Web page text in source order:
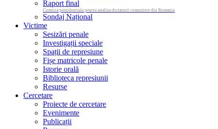
Raport final
Comisia prezidentiala pentru analiza dictaturii comuniste din Romania
Sondaj Național
Victime
Sesizări penale
Investigații speciale
Spații de represiune
Fișe matricole penale
Istorie orală
Biblioteca represiunii
Resurse
Cercetare
Proiecte de cercetare
Evenimente
Publicații